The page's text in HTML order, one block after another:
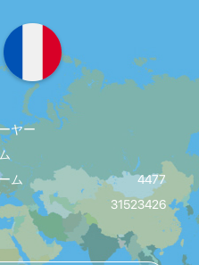
ヤー
ム
4477
31523426